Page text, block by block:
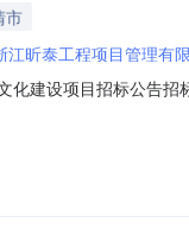
市
江昕泰工程项目管理有
化建设项目招标公告
校园文化建设项目，